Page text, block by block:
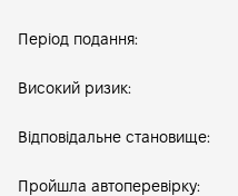
Період подання:
Високий ризик:
Відповідальне становище:
Пройшла автоперевірку: